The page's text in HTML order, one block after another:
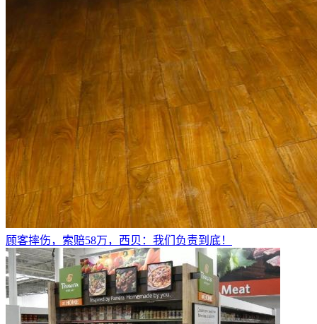
顾客摔伤，索赔58万，西贝：我们负责到底！